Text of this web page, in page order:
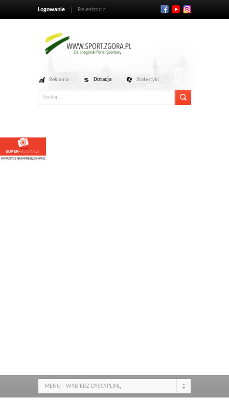
Logowanie Rejestracja
Reklama Dotacja Statystyki
MENU - WYBIERZ DYSCYPLINĘ